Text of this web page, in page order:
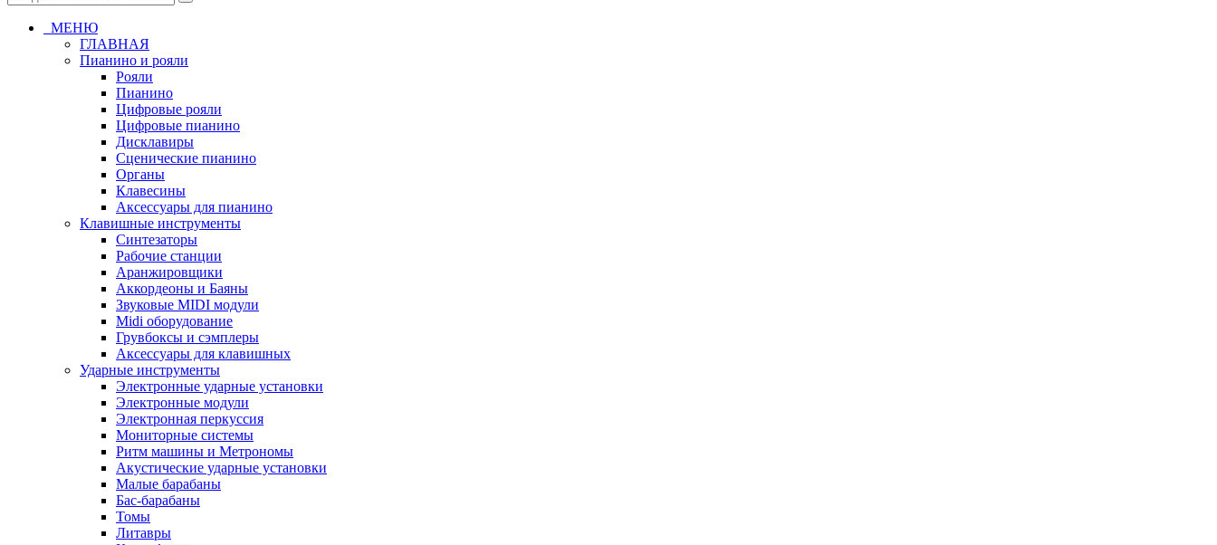
МЕНЮ
ГЛАВНАЯ
Пианино и рояли
Рояли
Пианино
Цифровые рояли
Цифровые пианино
Дисклавиры
Сценические пианино
Органы
Клавесины
Аксессуары для пианино
Клавишные инструменты
Синтезаторы
Рабочие станции
Аранжировщики
Аккордеоны и Баяны
Звуковые MIDI модули
Midi оборудование
Грувбоксы и сэмплеры
Аксессуары для клавишных
Ударные инструменты
Электронные ударные установки
Электронные модули
Электронная перкуссия
Мониторные системы
Ритм машины и Метрономы
Акустические ударные установки
Малые барабаны
Бас-барабаны
Томы
Литавры